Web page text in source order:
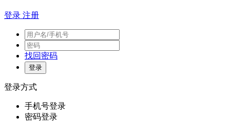
登录 注册
找回密码
登录方式
手机号登录
密码登录